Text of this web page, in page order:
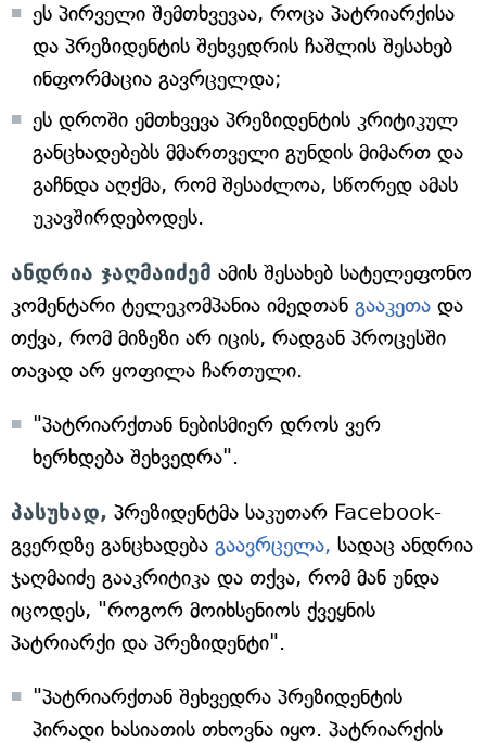
ეს პირველი შემთხვევაა, როცა პატრიარქისა
და პრეზიდენტის შეხვედრის ჩაშლის შესახებ
ინფორმაცია გავრცელდა;
ეს დროში ემთხვევა პრეზიდენტის კრიტიკულ
განცხადებებს მმართველი გუნდის მიმართ და
გაჩნდა აღქმა, რომ შესაძლოა, სწორედ ამას
უკავშირდებოდეს.
ანდრია ჯაღმაიძემ ამის შესახებ სატელეფონო
კომენტარი ტელეკომპანია იმედთან გააკეთა და
თქვა, რომ მიზეზი არ იცის, რადგან პროცესში
თავად არ ყოფილა ჩართული.
"პატრიარქთან ნებისმიერ დროს ვერ
ხერხდება შეხვედრა".
პასუხად, პრეზიდენტმა საკუთარ Facebook-
გვერდზე განცხადება გაავრცელა, სადაც ანდრია
ჯაღმაიძე გააკრიტიკა და თქვა, რომ მან უნდა
იცოდეს, "როგორ მოიხსენიოს ქვეყნის
პატრიარქი და პრეზიდენტი".
"პატრიარქთან შეხვედრა პრეზიდენტის
პირადი ხასიათის თხოვნა იყო. პატრიარქის